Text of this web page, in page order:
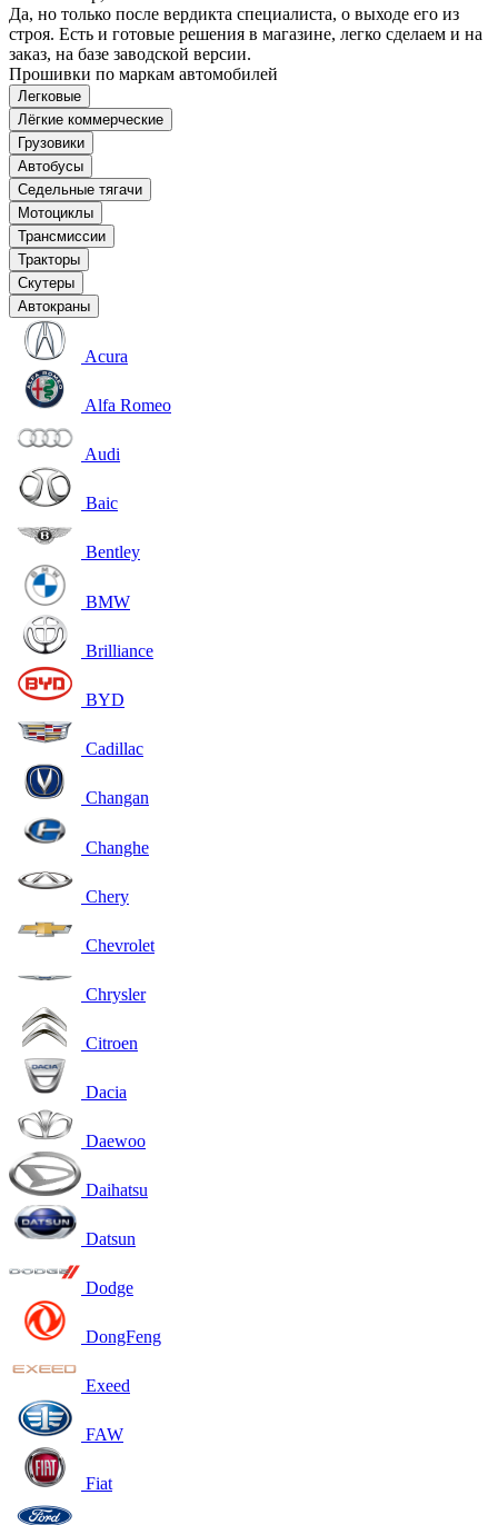
Да, но только после вердикта специалиста, о выходе его из
строя. Есть и готовые решения в магазине, легко сделаем и на
заказ, на базе заводской версии.
Прошивки по маркам автомобилей
Легковые
Лёгкие коммерческие
Грузовики
Автобусы
Седельные тягачи
Мотоциклы
Трансмиссии
Тракторы
Скутеры
Автокраны
Acura
Alfa Romeo
Audi
Baic
Bentley
BMW
Brilliance
BYD
Cadillac
Changan
Changhe
Chery
Chevrolet
Chrysler
Citroen
Dacia
Daewoo
Daihatsu
Datsun
Dodge
DongFeng
Exeed
FAW
Fiat